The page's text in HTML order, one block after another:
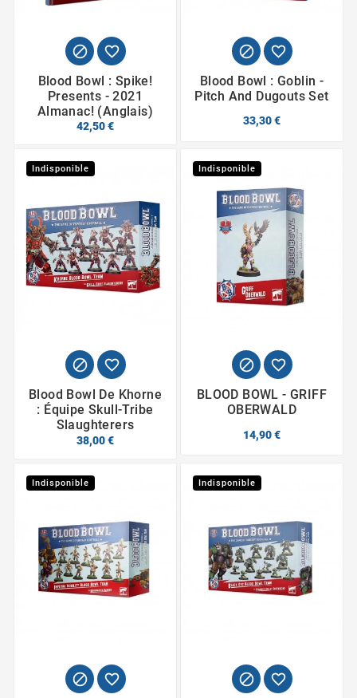
 
Blood Bowl : Spike!
Presents - 2021
Almanac! (Anglais)
42,50 €
 
Blood Bowl : Goblin -
Pitch And Dugouts Set
33,30 €
Indisponible
 
Blood Bowl De Khorne
: Équipe Skull-Tribe
Slaughterers
38,00 €
Indisponible
 
BLOOD BOWL - GRIFF
OBERWALD
14,90 €
Indisponible
 
Indisponible
 